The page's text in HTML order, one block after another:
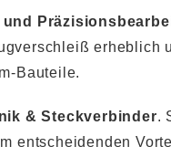
und
erheblich
Bauteile.
& Steckverbinder.
entscheidenden